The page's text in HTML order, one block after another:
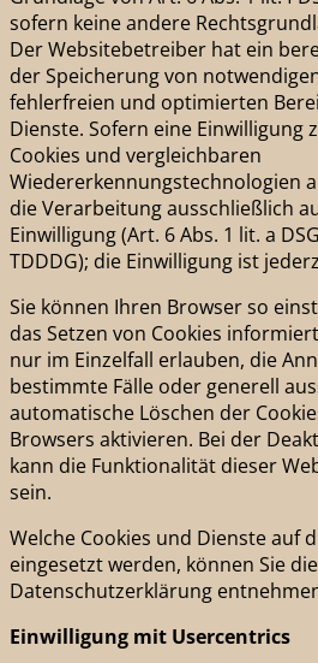
sofern keine andere
Der Websitebetreiber hat ein
der Speicherung von
fehlerfreien und optimierten
Dienste. Sofern eine Einwilligung
Cookies und vergleichbaren
Wiedererkennungstechnologien
die Verarbeitung ausschließlich
Einwilligung (Art. 6 Abs. 1 lit. a
TDDDG); die Einwilligung ist
Sie können Ihren Browser so
das Setzen von Cookies
nur im Einzelfall erlauben, die
bestimmte Fälle oder generell
automatische Löschen der
Browsers aktivieren. Bei der
kann die Funktionalität dieser
sein.
Welche Cookies und Dienste auf
eingesetzt werden, können Sie
Datenschutzerklärung
Einwilligung mit Usercentrics